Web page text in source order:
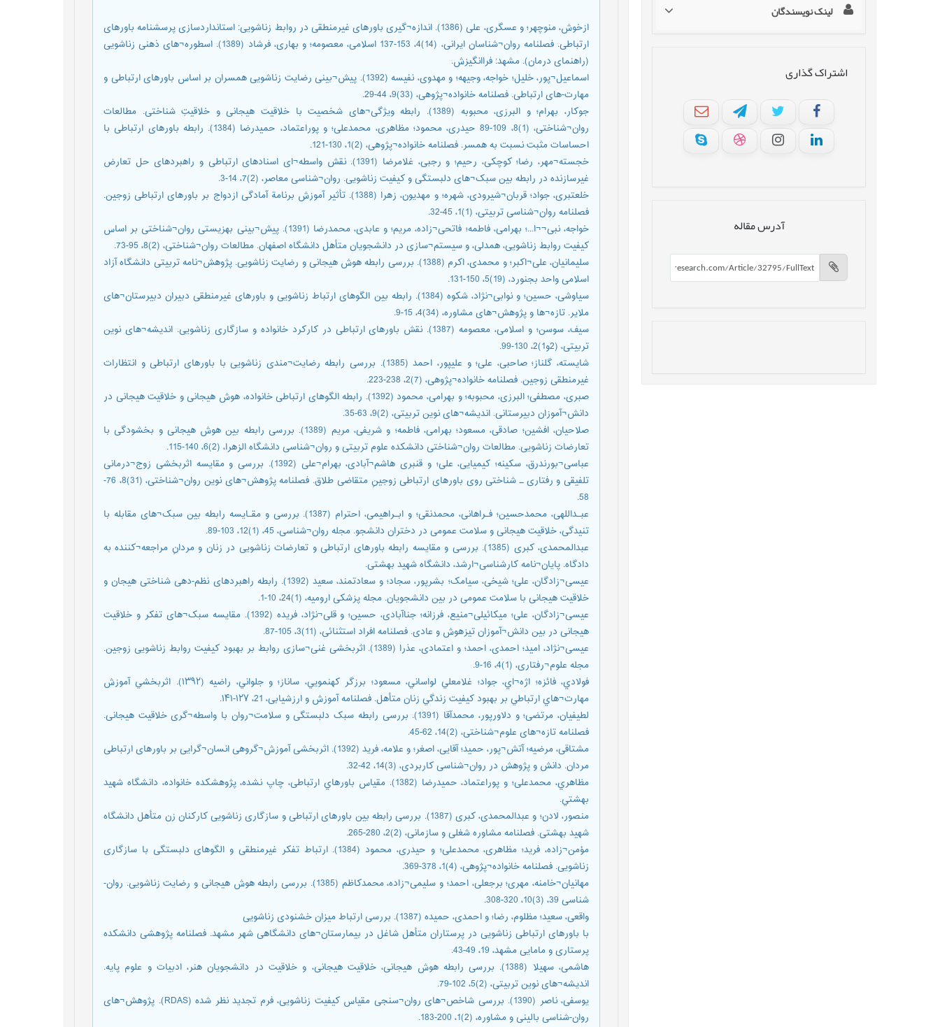
لینک نویسندگان
اشتراک گذاری
آدرس مقاله
ازخوش، منوچهر؛ و عسگری، علی (1386). اندازه¬گیری باورهای غیرمنطقی در روابط زناشویی: استانداردسازی پرسشنامه باورهای
ارتباطی. فصلنامه روان¬شناسان ایرانی، (14)4، 153-137 اسلامی، معصومه؛ و بهاری، فرشاد (1389). اسطوره¬های ذهنی زناشویی
(راهنمای درمان). مشهد: فراانگیزش.
اسماعیل¬پور، خلیل؛ خواجه، وجیهه؛ و مهدوی، نفیسه (1392). پیش¬بینی رضایت زناشویی همسران بر اساس باورهای ارتباطی و
مهارت-های ارتباطی. فصلنامه خانواده¬پژوهی، (33)9، 44-29.
جوکار، بهرام؛ و البرزی، محبوبه (1389). رابطه ویژگی¬های شخصیت با خلاقیت هیجانی و خلاقیتِ شناختی. مطالعات
روان¬شناختی، (1)8، 109-89 حیدری، محمود؛ مظاهری، محمدعلی؛ و پوراعتماد، حمیدرضا (1384). رابطه باورهای ارتباطی با
احساسات مثبت نسبت به همسر. فصلنامه خانواده¬پژوهی، (2)1، 130-121.
خجسته¬مهر، رضا؛ کوچکی، رحیم؛ و رجبی، غلامرضا (1391). نقش واسطه¬ای اسنادهای ارتباطی و راهبردهای حل تعارض
غیرسازنده در رابطه بین سبک¬های دلبستگی و کیفیت زناشویی. روان¬شناسی معاصر، (2)7، 14-3.
خلعتبری، جواد؛ قربان¬شیرودی، شهره؛ و مهدیون، زهرا (1388). تأثیر آموزشِ برنامة آمادگی ازدواج بر باورهای ارتباطی زوجین.
فصلنامه روان¬شناسی تربیتی، (1)1، 45-32.
خواجه، نبی¬¬ا...؛ بهرامی، فاطمه؛ فاتحی¬زاده، مریم؛ و عابدی، محمدرضا (1391). پیش¬بینی بهزیستی روان¬شناختی بر اساس
کیفیت روابط زناشویی، همدلی، و سیستم¬سازی در دانشجویان متأهل دانشگاه اصفهان. مطالعات روان¬شناختی، (2)8، 95-73.
سلیمانیان، علی¬اکبر؛ و محمدی، اکرم (1388). بررسی رابطه هوش هیجانی و رضایت زناشویی. پژوهش¬نامه تربیتی دانشگاه آزاد
اسلامی واحد بجنورد، (19)5، 150-131.
سیاوشی، حسین؛ و نوابی¬نژاد، شکوه (1384). رابطه بین الگوهای ارتباط زناشویی و باورهای غیرمنطقی دبیران دبیرستان¬های
ملایر. تازه¬ها و پژوهش¬های مشاوره، (34)4، 15-9.
سیف، سوسن؛ و اسلامی، معصومه (1387). نقش باورهای ارتباطی در کارکرد خانواده و سازگاری زناشویی. اندیشه¬های نوین
تربیتی، (2و1)2، 130-99.
شایسته، گلناز؛ صاحبی، علی؛ و علیپور، احمد (1385). بررسی رابطه رضایت¬مندی زناشویی با باورهای ارتباطی و انتظارات
غیرمنطقی زوجین. فصلنامه خانواده¬پژوهی، (7)2، 238-223.
صبری، مصطفی؛ البرزی، محبوبه؛ و بهرامی، محمود (1392). رابطه الگوهای ارتباطی خانواده، هوش هیجانی و خلاقیت هیجانی در
دانش¬آموزان دبیرستانی. اندیشه¬های نوین تربیتی، (2)9، 63-35.
صلاحیان، افشین؛ صادقی، مسعود؛ بهرامی، فاطمه؛ و شریفی، مریم (1389). بررسی رابطه بین هوش هیجانی و بخشودگی با
تعارضات زناشویی. مطالعات روان¬شناختی دانشکده علوم تربیتی و روان¬شناسی دانشگاه الزهرا، (2)6، 140-115.
عباسی¬بورندرق، سکینه؛ کیمیایی، علی؛ و قنبری هاشم¬آبادی، بهرام¬علی (1392). بررسی و مقایسه اثربخشی زوج¬درمانی
تلفیقی و رفتاری ـ شناختی روی باورهای ارتباطی زوجینِ متقاضی طلاق. فصلنامه پژوهش¬های نوین روان¬شناختی، (31)8، 76-
58.
عبـداللهی، محمدحسین؛ فـراهانی، محمدنقی؛ و ابـراهیمی، احترام (1387). بررسی و مقـایسه رابطه بین سبک¬های مقابله با
تنیدگی، خلاقیت هیجانی و سلامت عمومی در دختران دانشجو. مجله روان¬شناسی، 45، (1)12، 103-89.
عبدالمحمدی، کبری (1385). بررسی و مقایسه رابطه باورهای ارتباطی و تعارضات زناشویی در زنان و مردانِ مراجعه¬کننده به
دادگاه. پایان¬نامه کارشناسی¬ارشد، دانشگاه شهید بهشتی.
عیسی¬زادگان، علی؛ شیخی، سیامک؛ بشرپور، سجاد؛ و سعادتمند، سعید (1392). رابطه راهبردهای نظم-دهی شناختی هیجان و
خلاقیت هیجانی با سلامت عمومی در بین دانشجویان. مجله پزشکی ارومیه، (1)24، 10-1.
عیسی¬زادگان، علی؛ میکائیلی¬منیع، فرزانه؛ جناآبادی، حسین؛ و قلی¬نژاد، فریده (1392). مقایسه سبک¬های تفکر و خلاقیت
هیجانی در بین دانش¬آموزان تیزهوش و عادی. فصلنامه افراد استثنائی، (11)3، 105-87.
عیسی¬نژاد، امید؛ احمدی، احمد؛ و اعتمادی، عذرا (1389). اثربخشی غنی¬سازی روابط بر بهبود کیفیت روابط زناشویی زوجین.
مجله علوم¬رفتاری، (1)4، 16-9.
فولادي، فائزه؛ اژه¬اي، جواد؛ غلامعلي لواساني، مسعود؛ برزگر كهنمويي، ساناز؛‍‍‍ و جلواني، راضيه (۱۳۹۲). اثربخشي آموزش
مهارت¬هاي ارتباطي بر بهبود کيفيت زندگي زنان متأهل.‎ فصلنامه آموزش و ارزشیابی، 21، ۱۲۷-۱۴۱.
لطیفیان، مرتضی؛ و دلاورپور، محمدآقا (1391). بررسی رابطه سبک دلبستگی و سلامت¬روان با واسطه¬گری خلاقیت هیجانی.
فصلنامه تازه¬های علوم¬شناختی، (2)14، 62-45.
مشتاقی، مرضیه؛ آتش¬پور، حمید؛ آقایی، اصغر؛ و علامه، فرید (1392). اثربخشی آموزش¬گروهی انسان¬گرایی بر باورهای ارتباطی
مردان. دانش و پژوهش در روان¬شناسی کاربردی، (3)14، 42-32.
مظاهري، محمدعلی؛ و پوراعتماد، حمیدرضا (1382). مقياس باورهاي ارتباطی، چاپ نشده، پژوهشكده خانواده، دانشگاه شهيد
بهشتي.
منصور، لادن؛ و عبدالمحمدی، کبری (1387). بررسی رابطه بین باورهای ارتباطی و سازگاری زناشویی کارکنان زن متأهل دانشگاه
شهید بهشتی. فصلنامه مشاوره شغلی و سازمانی، (2)2، 280-265.
مؤمن¬زاده، فرید؛ مظاهری، محمدعلی؛ و حیدری، محمود (1384). ارتباط تفکر غیرمنطقی و الگوهای دلبستگی با سازگاری
زناشویی. فصلنامه خانواده¬پژوهی، (4)1، 378-369.
مهانیان¬خامنه، مهری؛ برجعلی، احمد؛ و سلیمی¬زاده، محمدکاظم (1385). بررسی رابطه هوش هیجانی و رضایت زناشویی. روان-
شناسی 39، (3)10، 320-308.
واقعی، سعید؛ مظلوم، رضا؛ و احمدی، حمیده (1387). بررسی ارتباط میزان خشنودی زناشویی
با باورهای ارتباطی زناشویی در پرستاران متأهل شاغل در بیمارستان¬های دانشگاهی شهر مشهد. فصلنامه پژوهشی دانشکده
پرستاری و مامایی مشهد، 19، 49-43.
هاشمی، سهیلا (1388). بررسی رابطه هوش هیجانی، خلاقیت هیجانی، و خلاقیت در دانشجویان هنر، ادبیات و علوم پایه.
اندیشه¬های نوین تربیتی، (2)5، 102-79.
یوسفی، ناصر (1390). بررسی شاخص¬های روان¬سنجی مقیاس کیفیت زناشویی، فرم تجدید نظر شده (RDAS). پژوهش¬های
روان-شناسی بالینی و مشاوره، (2)1، 200-183.